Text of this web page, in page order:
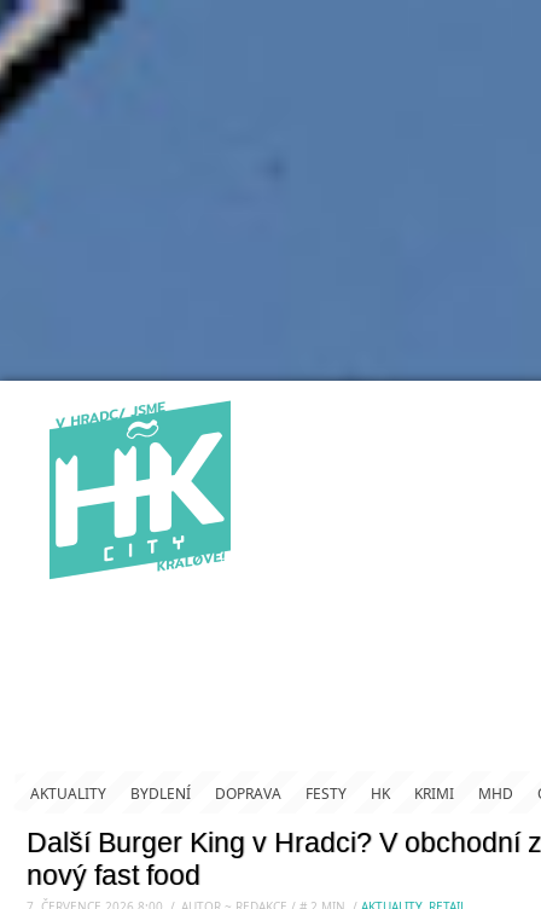
AKTUALITY BYDLENÍ DOPRAVA FESTY HK KRIMI MHD
Další Burger King v Hradci? V obchodní
nový fast food